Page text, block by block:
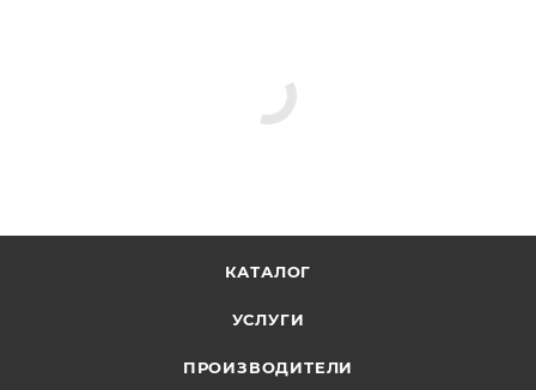
КАТАЛОГ
УСЛУГИ
ПРОИЗВОДИТЕЛИ